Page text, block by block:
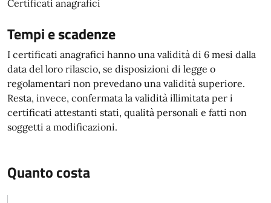
Certificati anagrafici
Tempi e scadenze
I certificati anagrafici hanno una validità di 6 mesi dalla
data del loro rilascio, se disposizioni di legge o
regolamentari non prevedano una validità superiore.
Resta, invece, confermata la validità illimitata per i
certificati attestanti stati, qualità personali e fatti non
soggetti a modificazioni.
Quanto costa